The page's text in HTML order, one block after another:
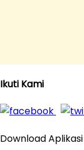
Ikuti Kami
Download